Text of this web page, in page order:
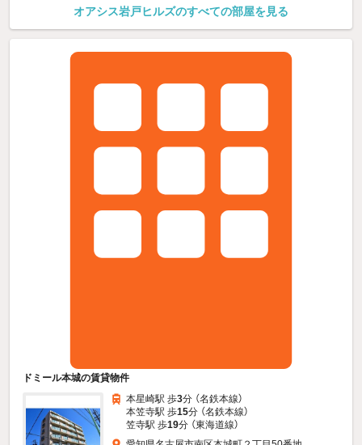
オアシス岩戸ヒルズのすべての部屋を見る
ドミール本城の賃貸物件
本星崎駅 歩3分 （名鉄本線）
本笠寺駅 歩15分 （名鉄本線）
笠寺駅 歩19分 （東海道線）